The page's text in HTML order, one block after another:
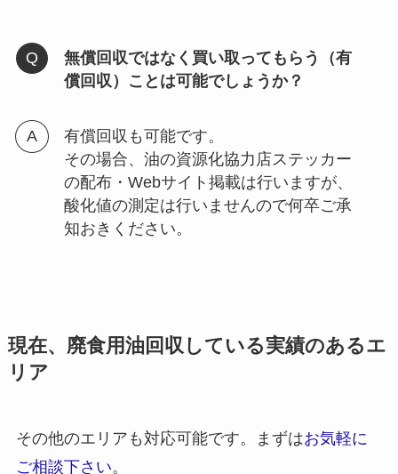
無償回収ではなく買い取ってもらう（有
償回収）ことは可能でしょうか？
有償回収も可能です。
その場合、油の資源化協力店ステッカー
の配布・Webサイト掲載は行いますが、
酸化値の測定は行いませんので何卒ご承
知おきください。
現在、廃食用油回収している実績のあるエ
リア
その他のエリアも対応可能です。まずはお気軽に
ご相談下さい。